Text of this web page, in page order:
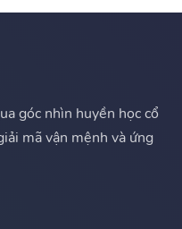
góc nhìn huyền học cổ
mã vận mệnh và ứng